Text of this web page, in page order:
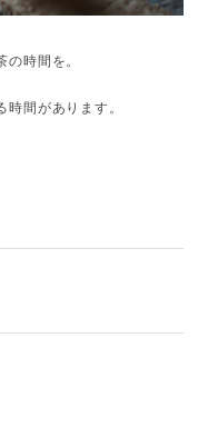
時間を。
間があります。